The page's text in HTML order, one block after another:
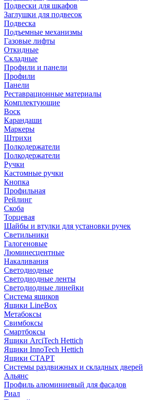
Подвески для шкафов
Заглушки для подвесок
Подвеска
Подъемные механизмы
Газовые лифты
Откидные
Складные
Профили и панели
Профили
Панели
Реставрационные материалы
Комплектующие
Воск
Карандаши
Маркеры
Штрихи
Полкодержатели
Полкодержатели
Ручки
Кастомные ручки
Кнопка
Профильная
Рейлинг
Скоба
Торцевая
Шайбы и втулки для установки ручек
Светильники
Галогеновые
Люминесцентные
Накаливания
Светодиодные
Светодиодные ленты
Светодиодные линейки
Система ящиков
Ящики LineBox
Метабоксы
Свимбоксы
Смартбоксы
Ящики ArciTech Hettich
Ящики InnoTech Hettich
Ящики СТАРТ
Системы раздвижных и складных дверей
Альянс
Профиль алюминиевый для фасадов
Риал